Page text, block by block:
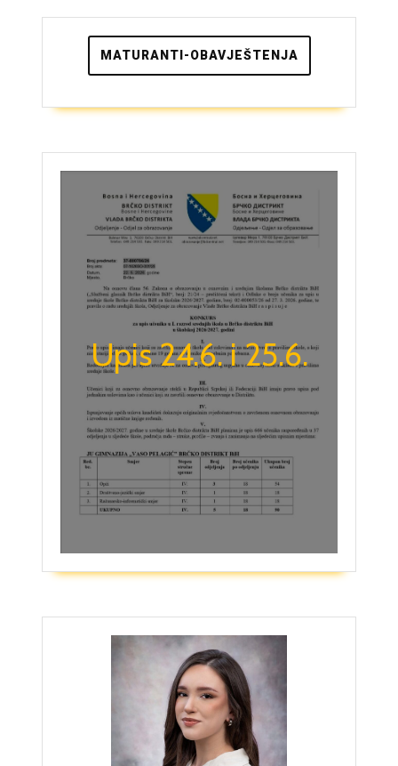
MATURANTI-OBAVJEŠTENJA
Upis 24.6. i 25.6.